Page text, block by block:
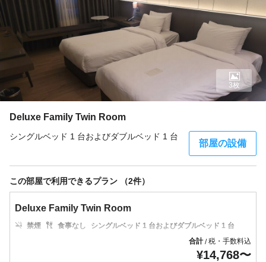
Deluxe Family Twin Room
シングルベッド 1 台およびダブルベッド 1 台
部屋の設備
3枚
この部屋で利用できるプラン （2件）
Deluxe Family Twin Room
禁煙 食事なし
シングルベッド 1 台およびダブルベッド 1 台
合計/税・手数料込
¥14,768〜